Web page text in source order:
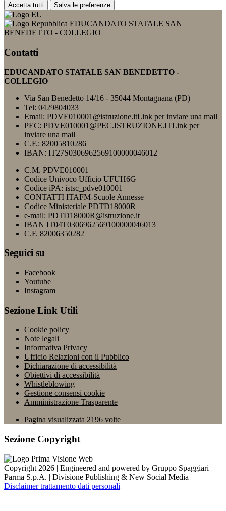
Accetta tutti Salva le preferenze
EDUCANDATO STATALE SAN
BENEDETTO - COLLEGIO
Contatti
EDUCANDATO STATALE SAN BENEDETTO -
COLLEGIO
Via San Benedetto 14/16 - 35044 Montagnana (PD)
Tel: 0429804033
Email: PDVE010001@istruzione.itLink per inviare una mail
PEC: PDVE010001@PEC.ISTRUZIONE.ITLink per
inviare una mail
C.F.: 82005810286
IBAN: IT27S0306962569100000046012
C.M. PDVE010001
Codice Univoco Ufficio UFUH6G
Codice iPA: istsc_pdve010001
CONTATTI ITAFM-Scuole Annesse
Codice Ministeriale PDTD18000R
e-mail: PDTD18000R@istruzione.it
IBAN IT04T0306962569100000046013
C.F. 82006350282
Seguici su
Facebook
Youtube
Instagram
Sezione Link Utili
Cookie policy
Note legali
Informativa Privacy
Ufficio Relazioni con il Pubblico
Dichiarazione di accessibilità
Obiettivi di accessibilità
Whistleblowing
Gestione consensi cookie
Amministrazione Trasparente
Pagina visualizzata 2196 volte
Sezione Copyright
Copyright 2026 | Engineered and powered by Gruppo Spaggiari
Parma S.p.A. | Divisione Publishing & New Social Media
Disclaimer trattamento dati personali